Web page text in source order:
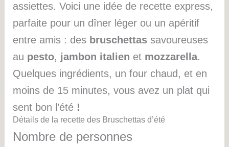
assiettes. Voici une idée de recette express,
parfaite pour un dîner léger ou un apéritif
entre amis : des bruschettassavoureuses
au pesto, jambon italien et mozzarella.
Quelques ingrédients, un four chaud, et en
moins de 15 minutes, vous avez un plat qui
sent bon l’été !
Détails de la recette des Bruschettas d’été
Nombre de personnes